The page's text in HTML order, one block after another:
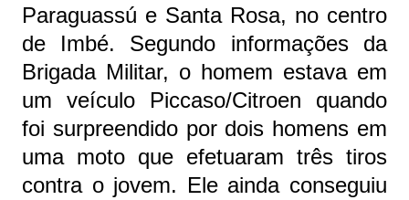
Paraguassú e Santa Rosa, no centro
de Imbé. Segundo informações da
Brigada Militar, o homem estava em
um veículo Piccaso/Citroen quando
foi surpreendido por dois homens em
uma moto que efetuaram três tiros
contra o jovem. Ele ainda conseguiu